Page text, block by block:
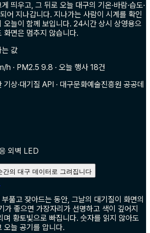
띄우고, 그 뒤로 오늘 대구의 기온·바람·습도·
어 지나갑니다. 지나가는 사람이 시계를 확인
오늘이 함께 보입니다. 24시간 상시 상영용으
화면은 멈추지 않습니다.
는 값
· PM2.5 9.8 · 오늘 행사 18건
상·대기질 API · 대구문화예술진흥원 공공데
외벽 LED
간의 대구 데이터로 그려집니다
풀고 잦아드는 동안, 그날의 대기질이 화면의
가 좋으면 가장자리가 선명하고 색이 깊어지
며 황토빛으로 빠집니다. 숫자를 읽지 않아도
오늘 공기를 압니다.